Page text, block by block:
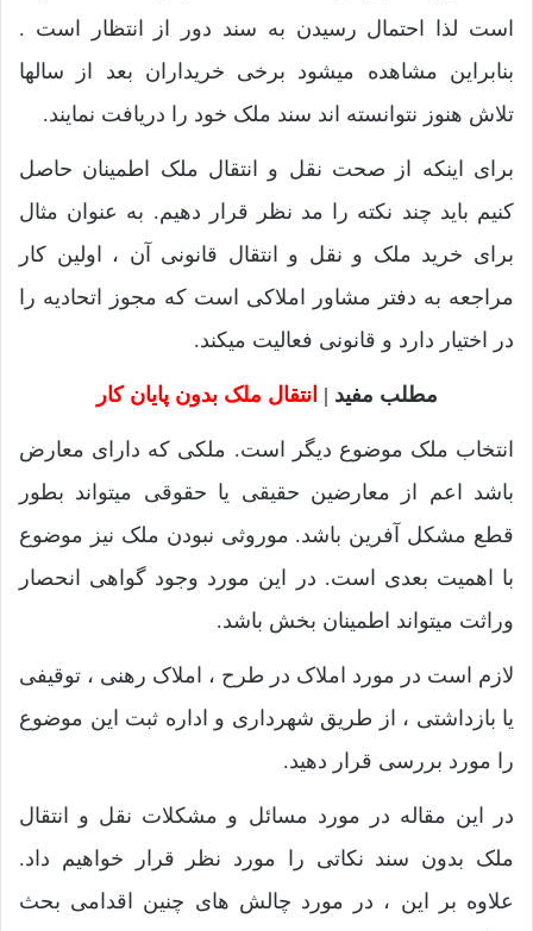
است لذا احتمال رسیدن به سند دور از انتظار است .
بنابراین مشاهده میشود برخی خریداران بعد از سالها
تلاش هنوز نتوانسته اند سند ملک خود را دریافت نمایند.
برای اینکه از صحت نقل و انتقال ملک اطمینان حاصل
کنیم باید چند نکته را مد نظر قرار دهیم. به عنوان مثال
برای خرید ملک و نقل و انتقال قانونی آن ، اولین کار
مراجعه به دفتر مشاور املاکی است که مجوز اتحادیه را
در اختیار دارد و قانونی فعالیت میکند.
مطلب مفید | انتقال ملک بدون پایان کار
انتخاب ملک موضوع دیگر است. ملکی که دارای معارض
باشد اعم از معارضین حقیقی یا حقوقی میتواند بطور
قطع مشکل آفرین باشد. موروثی نبودن ملک نیز موضوع
با اهمیت بعدی است. در این مورد وجود گواهی انحصار
وراثت میتواند اطمینان بخش باشد.
لازم است در مورد املاک در طرح ، املاک رهنی ، توقیفی
یا بازداشتی ، از طریق شهرداری و اداره ثبت این موضوع
را مورد بررسی قرار دهید.
در این مقاله در مورد مسائل و مشکلات نقل و انتقال
ملک بدون سند نکاتی را مورد نظر قرار خواهیم داد.
علاوه بر این ، در مورد چالش های چنین اقدامی بحث